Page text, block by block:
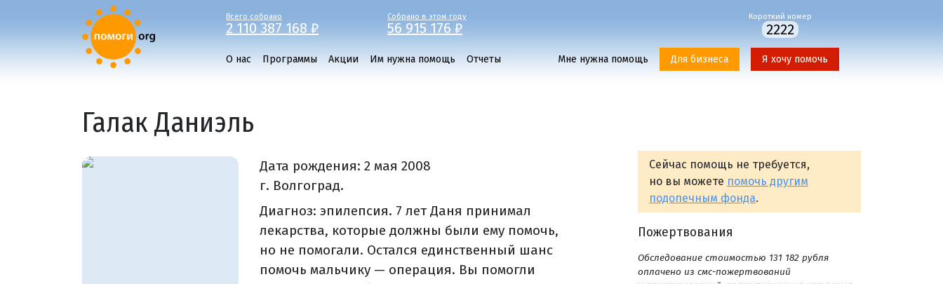
Всего собрано
2 110 387 168 ₽
Собрано в этом году
56 915 176 ₽
Короткий номер
2222
О нас Программы Акции Им нужна помощь Отчеты Мне нужна помощь Для бизнеса Я хочу помочь
Галак Даниэль
Дата рождения:2 мая 2008
г. Волгоград.
Диагноз: эпилепсия. 7 лет Даня принимал
лекарства, которые должны были ему помочь,
но не помогали. Остался единственный шанс
помочь мальчику — операция. Вы помогли
Сейчас помощь не требуется,
но вы можете помочь другим
подопечным фонда.
Пожертвования
Обследование стоимостью 131 182 рубля
оплачено из смс-пожертвований